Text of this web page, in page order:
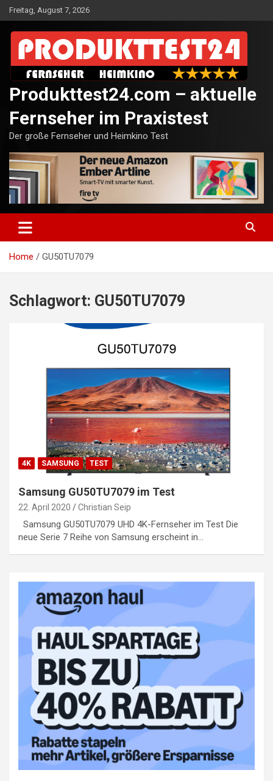
Skip
to
content
Freitag, August 7, 2026
Produkttest24.com – aktuelle
Fernseher im Praxistest
Der große Fernseher und Heimkino Test
Home GU50TU7079
Schlagwort: GU50TU7079
4K SAMSUNG TEST
Samsung GU50TU7079 im Test
22. April 2020 Christian Seip
Samsung GU50TU7079 UHD 4K-Fernseher im Test Die
neue Serie 7 Reihe von Samsung erscheint in…